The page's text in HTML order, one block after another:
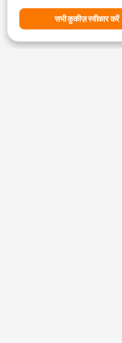
सभी कुकीज़ स्वीकार करें